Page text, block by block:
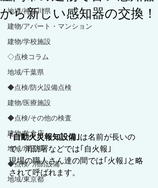
地域/神奈川県
建物/アパート・マンション
建物/学校施設
◇点検コラム
地域/千葉県
◆点検/防火設備点検
建物/医療施設
◆点検/その他の検査
建物/飲食店
地域/埼玉県
◆点検/ 消防設備
地域/東京都
から新しい感知器の交換！
｢自動火災報知設備｣は名前が長いの
で、消防署などでは｢自火報｣
現場の職人さん達の間では｢火報｣と略
されて呼ばれます。